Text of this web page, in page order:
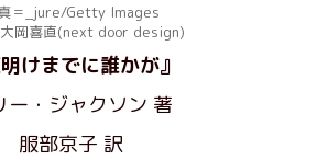
＝_jure/Getty Images
岡喜直(next door design)
明けまでに誰かが』
ー・ジャクソン 著
服部京子 訳